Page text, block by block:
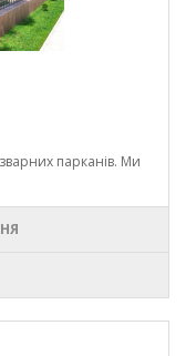
парканів. Ми